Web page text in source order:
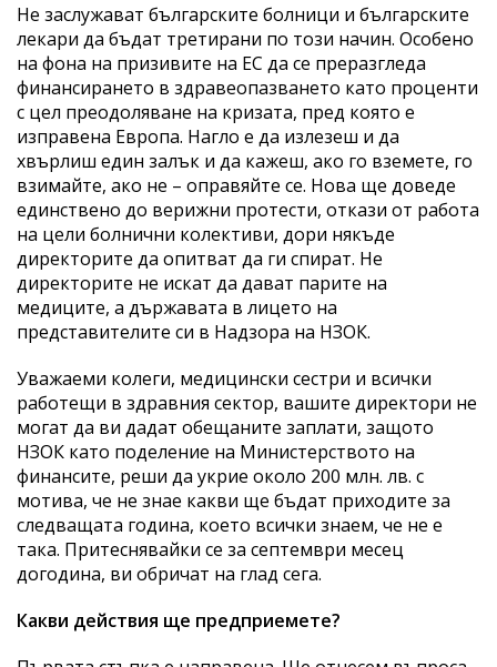
Не заслужават българските болници и българските
лекари да бъдат третирани по този начин. Особено
на фона на призивите на ЕС да се преразгледа
финансирането в здравеопазването като проценти
с цел преодоляване на кризата, пред която е
изправена Европа. Нагло е да излезеш и да
хвърлиш един залък и да кажеш, ако го вземете, го
взимайте, ако не – оправяйте се. Нова ще доведе
единствено до верижни протести, откази от работа
на цели болнични колективи, дори някъде
директорите да опитват да ги спират. Не
директорите не искат да дават парите на
медиците, а държавата в лицето на
представителите си в Надзора на НЗОК.
Уважаеми колеги, медицински сестри и всички
работещи в здравния сектор, вашите директори не
могат да ви дадат обещаните заплати, защото
НЗОК като поделение на Министерството на
финансите, реши да укрие около 200 млн. лв. с
мотива, че не знае какви ще бъдат приходите за
следващата година, което всички знаем, че не е
така. Притеснявайки се за септември месец
догодина, ви обричат на глад сега.
Какви действия ще предприемете?